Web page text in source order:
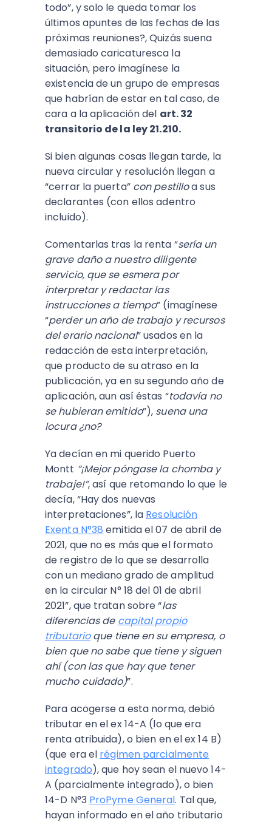
todo”, y solo le queda tomar los
últimos apuntes de las fechas de las
próximas reuniones?, Quizás suena
demasiado caricaturesca la
situación, pero imagínese la
existencia de un grupo de empresas
que habrían de estar en tal caso, de
cara a la aplicación del art. 32
transitorio de la ley 21.210.
Si bien algunas cosas llegan tarde, la
nueva circular y resolución llegan a
“cerrar la puerta” con pestilloa sus
declarantes (con ellos adentro
incluido).
Comentarlas tras la renta “sería un
grave daño a nuestro diligente
servicio, que se esmera por
interpretar y redactar las
instrucciones a tiempo” (imagínese
“perder un año de trabajo y recursos
del erario nacional” usados en la
redacción de esta interpretación,
que producto de su atraso en la
publicación, ya en su segundo año de
aplicación, aun así éstas “todavía no
se hubieran emitido”), suena una
locura ¿no?
Ya decían en mi querido Puerto
Montt “¡Mejor póngase la chomba y
trabaje!”, así que retomando lo que le
decía, “Hay dos nuevas
interpretaciones”, la Resolución
Exenta N°38 emitida el 07 de abril de
2021, que no es más que el formato
de registro de lo que se desarrolla
con un mediano grado de amplitud
en la circular N° 18 del 01 de abril
2021”, que tratan sobre “las
diferencias de capital propio
tributarioque tiene en su empresa, o
bien que no sabe que tiene y siguen
ahí (con las que hay que tener
mucho cuidado)”.
Para acogerse a esta norma, debió
tributar en el ex 14-A (lo que era
renta atribuida), o bien en el ex 14 B)
(que era el régimen parcialmente
integrado), que hoy sean el nuevo 14-
A (parcialmente integrado), o bien
14-D N°3 ProPyme General. Tal que,
hayan informado en el año tributario